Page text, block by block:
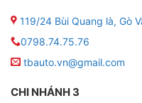
● Hệ điều hành: Android
● Cấu hình mạnh: RAM
● Chip: Chip 8581A
119/24 Bùi Quang là, Gò
0798.74.75.76
tbauto.vn@gmail.com
CHI NHÁNH 3